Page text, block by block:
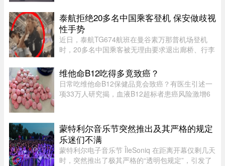
计划的决定。在周一颁布的一项判决中，法官
Nancy Bonsaint 批准了 Ai ...
泰航拒绝20多名中国乘客登机 保安做歧视
性手势
近日，泰航TG674航班在曼谷素万那普机场登机
时，20多名中国乘客被无理由要求退出廊桥、行李
常起飞，现场还发生了安保人员做出歧视性“拉眼
角”手势的争议。截至目前， ...
维他命B12吃得多竟致癌？
日常吃维他命B12保健品竟会致癌？有医生引述一
项33万人研究揭，血液B12超标者患癌风险激增6
科医生陈欣湄在Facebook专页发文 ...
蒙特利尔音乐节突然推出及其严格的规定
乐迷们不满
蒙特利尔电子音乐节 ÎleSoniq 在距离开幕仅剩几天
时，突然推出了极其严格的“透明包规定”，引发了